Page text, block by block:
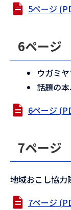
5ページ
6ページ
ウガミ
話題の
6ページ
7ページ
地域おこし協力
7ページ